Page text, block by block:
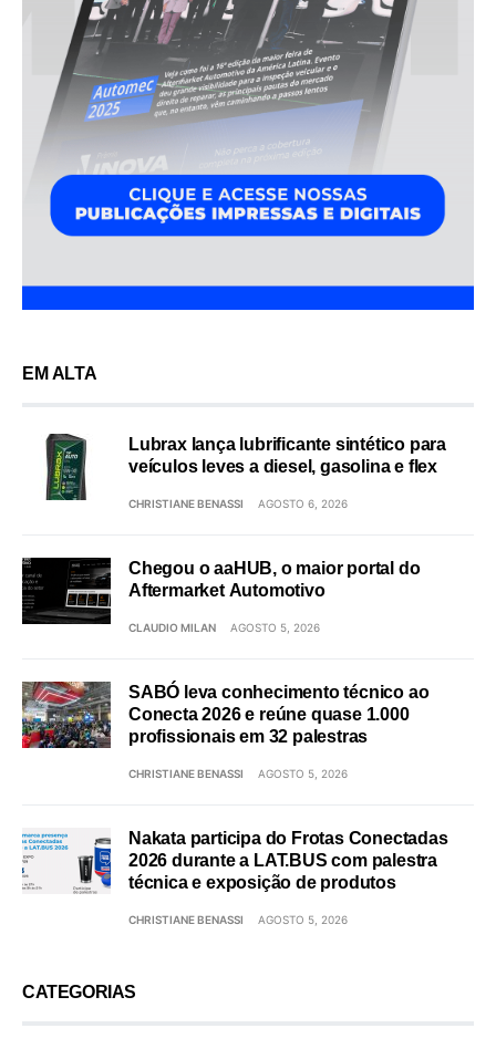
EM ALTA
Lubrax lança lubrificante sintético para
veículos leves a diesel, gasolina e flex
CHRISTIANE BENASSI AGOSTO 6, 2026
Chegou o aaHUB, o maior portal do
Aftermarket Automotivo
CLAUDIO MILAN AGOSTO 5, 2026
SABÓ leva conhecimento técnico ao
Conecta 2026 e reúne quase 1.000
profissionais em 32 palestras
CHRISTIANE BENASSI AGOSTO 5, 2026
Nakata participa do Frotas Conectadas
2026 durante a LAT.BUS com palestra
técnica e exposição de produtos
CHRISTIANE BENASSI AGOSTO 5, 2026
CATEGORIAS